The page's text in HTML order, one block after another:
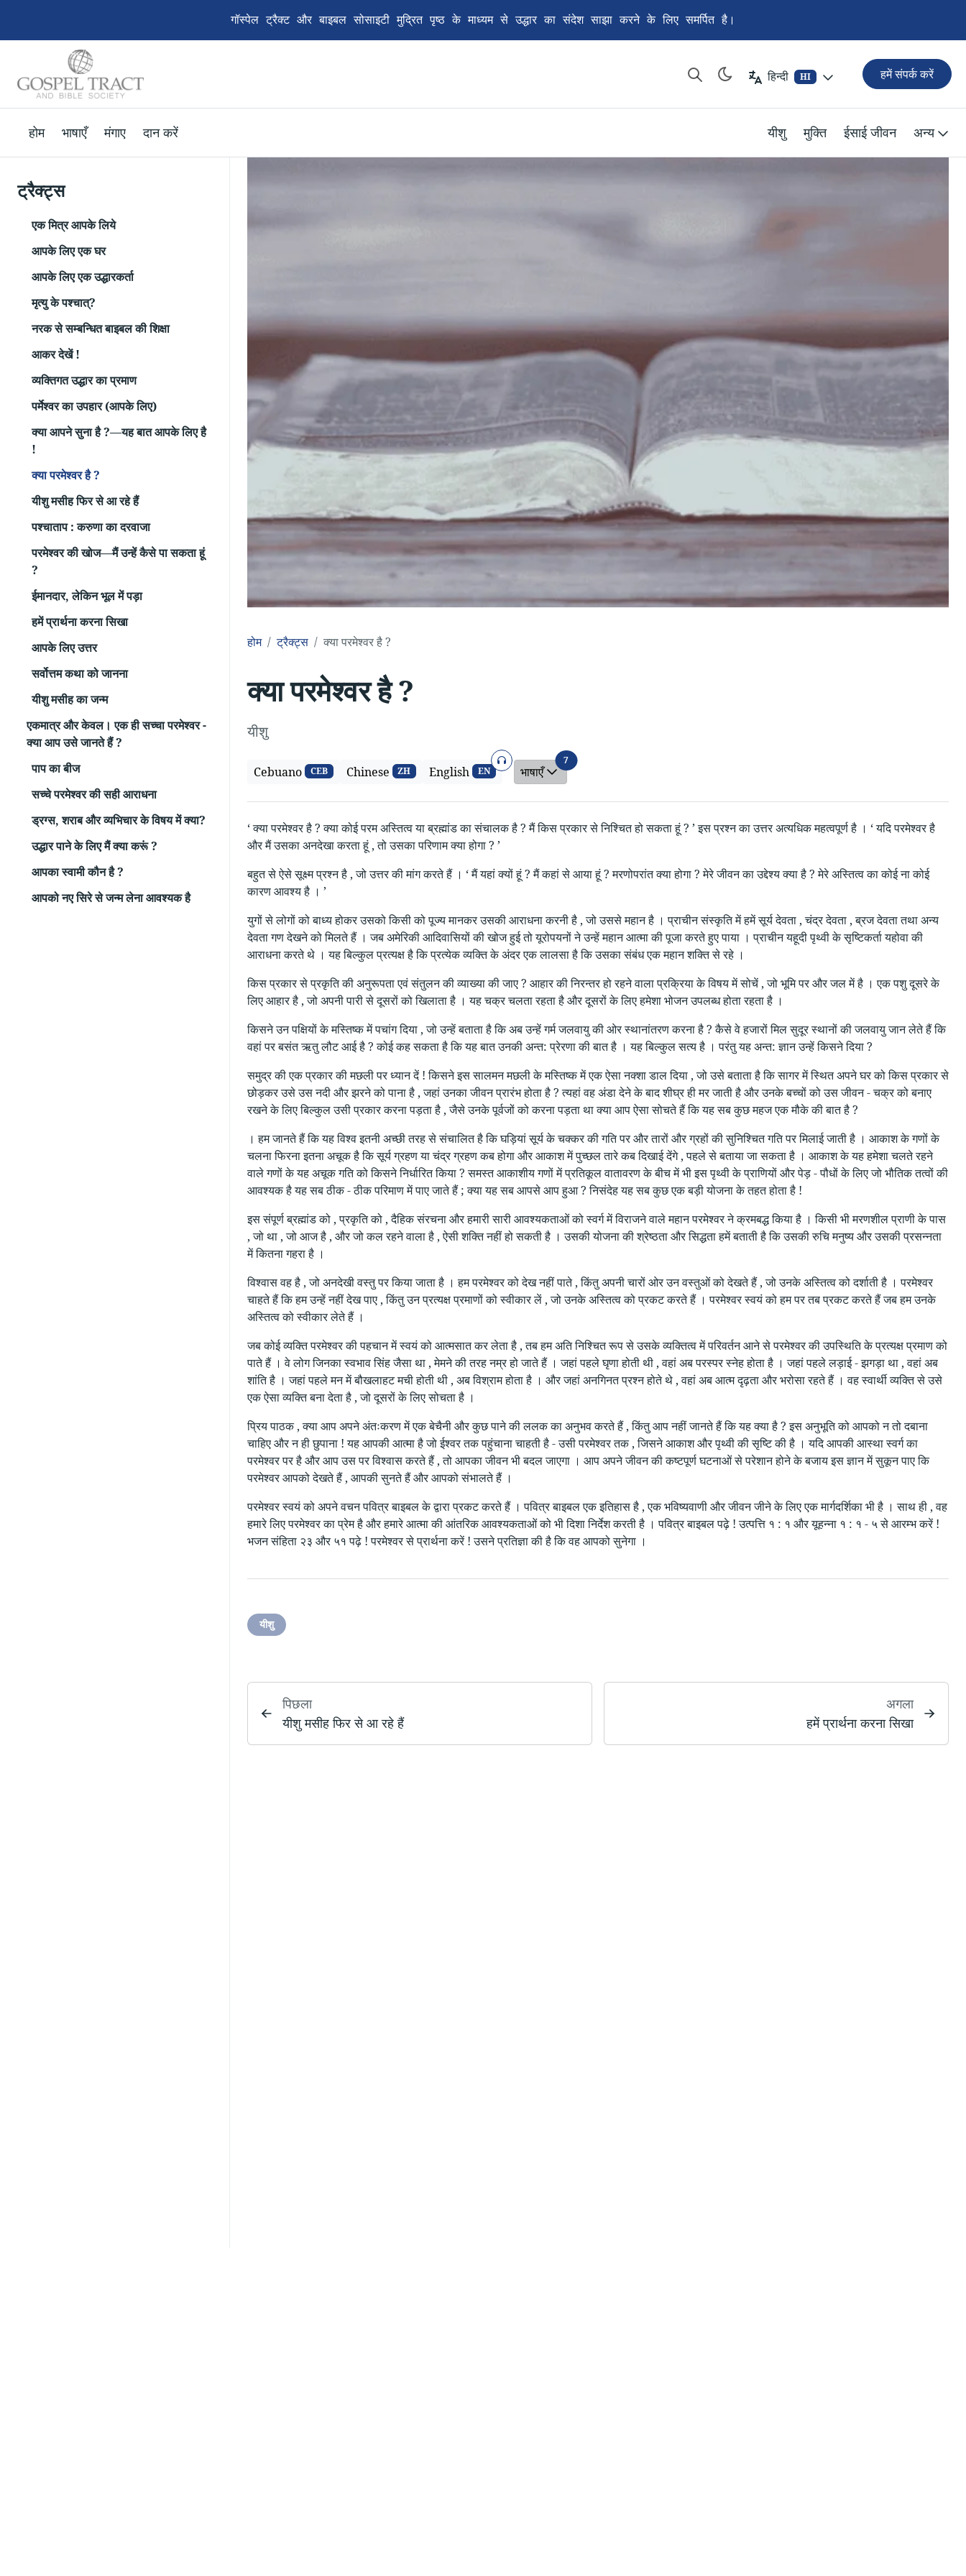
गॉस्पेल ट्रैक्ट और बाइबल सोसाइटी मुद्रित पृष्ठ के माध्यम से उद्धार का संदेश साझा करने के लिए समर्पित है।
हिन्दी HI हमें संपर्क करें
होम भाषाएँ मंगाए दान करें यीशु मुक्ति ईसाई जीवन अन्य
ट्रैक्ट्स
एक मित्र आपके लिये
आपके लिए एक घर
आपके लिए एक उद्धारकर्ता
मृत्यु के पश्चात्?
नरक से सम्बन्धित बाइबल की शिक्षा
आकर देखें !
व्यक्तिगत उद्धार का प्रमाण
पर्मेश्वर का उपहार (आपके लिए)
क्या आपने सुना है ?—यह बात आपके लिए है
!
क्या परमेश्वर है ?
यीशु मसीह फिर से आ रहे हैं
पश्चाताप : करुणा का दरवाजा
परमेश्वर की खोज—मैं उन्हें कैसे पा सकता हूं
?
ईमानदार, लेकिन भूल में पड़ा
हमें प्रार्थना करना सिखा
आपके लिए उत्तर
सर्वोत्तम कथा को जानना
यीशु मसीह का जन्म
एकमात्र और केवल। एक ही सच्चा परमेश्वर -
क्या आप उसे जानते हैं ?
पाप का बीज
सच्चे परमेश्वर की सही आराधना
ड्रग्स, शराब और व्यभिचार के विषय में क्या?
उद्धार पाने के लिए मैं क्या करूं ?
आपका स्वामी कौन है ?
आपको नए सिरे से जन्म लेना आवश्यक है
होम ट्रैक्ट्स क्या परमेश्वर है ?
क्या परमेश्वर है ?
यीशु
Cebuano CEB Chinese ZH English EN
ऑडियो
भाषाएँ
7भाषाएँ
‘ क्या परमेश्वर है ? क्या कोई परम अस्तित्व या ब्रह्मांड का संचालक है ? मैं किस प्रकार से निश्चित हो सकता हूं ? ’ इस प्रश्न का उत्तर अत्यधिक महत्वपूर्ण है । ‘ यदि परमेश्वर है
और मैं उसका अनदेखा करता हूं , तो उसका परिणाम क्या होगा ? ’
बहुत से ऐसे सूक्ष्म प्रश्न है , जो उत्तर की मांग करते हैं । ‘ मैं यहां क्यों हूं ? मैं कहां से आया हूं ? मरणोपरांत क्या होगा ? मेरे जीवन का उद्देश्य क्या है ? मेरे अस्तित्व का कोई ना कोई
कारण आवश्य है । ’
युगों से लोगों को बाध्य होकर उसको किसी को पूज्य मानकर उसकी आराधना करनी है , जो उससे महान है । प्राचीन संस्कृति में हमें सूर्य देवता , चंद्र देवता , ब्रज देवता तथा अन्य
देवता गण देखने को मिलते हैं । जब अमेरिकी आदिवासियों की खोज हुई तो यूरोपयनों ने उन्हें महान आत्मा की पूजा करते हुए पाया । प्राचीन यहूदी पृथ्वी के सृष्टिकर्ता यहोवा की
आराधना करते थे । यह बिल्कुल प्रत्यक्ष है कि प्रत्येक व्यक्ति के अंदर एक लालसा है कि उसका संबंध एक महान शक्ति से रहे ।
किस प्रकार से प्रकृति की अनुरूपता एवं संतुलन की व्याख्या की जाए ? आहार की निरन्तर हो रहने वाला प्रक्रिया के विषय में सोचें , जो भूमि पर और जल में है । एक पशु दूसरे के
लिए आहार है , जो अपनी पारी से दूसरों को खिलाता है । यह चक्र चलता रहता है और दूसरों के लिए हमेशा भोजन उपलब्ध होता रहता है ।
किसने उन पक्षियों के मस्तिष्क में पचांग दिया , जो उन्हें बताता है कि अब उन्हें गर्म जलवायु की ओर स्थानांतरण करना है ? कैसे वे हजारों मिल सुदूर स्थानों की जलवायु जान लेते हैं कि
वहां पर बसंत ऋतु लौट आई है ? कोई कह सकता है कि यह बात उनकी अन्त: प्रेरणा की बात है । यह बिल्कुल सत्य है । परंतु यह अन्त: ज्ञान उन्हें किसने दिया ?
समुद्र की एक प्रकार की मछली पर ध्यान दें ! किसने इस सालमन मछली के मस्तिष्क में एक ऐसा नक्शा डाल दिया , जो उसे बताता है कि सागर में स्थित अपने घर को किस प्रकार से
छोड़कर उसे उस नदी और झरने को पाना है , जहां उनका जीवन प्रारंभ होता है ? त्यहां वह अंडा देने के बाद शीघ्र ही मर जाती है और उनके बच्चों को उस जीवन - चक्र को बनाए
रखने के लिए बिल्कुल उसी प्रकार करना पड़ता है , जैसे उनके पूर्वजों को करना पड़ता था क्या आप ऐसा सोचते हैं कि यह सब कुछ महज एक मौके की बात है ?
। हम जानते हैं कि यह विश्व इतनी अच्छी तरह से संचालित है कि घड़ियां सूर्य के चक्कर की गति पर और तारों और ग्रहों की सुनिश्चित गति पर मिलाई जाती है । आकाश के गणों के
चलना फिरना इतना अचूक है कि सूर्य ग्रहण या चंद्र ग्रहण कब होगा और आकाश में पुच्छल तारे कब दिखाई देंगे , पहले से बताया जा सकता है । आकाश के यह हमेशा चलते रहने
वाले गणों के यह अचूक गति को किसने निर्धारित किया ? समस्त आकाशीय गणों में प्रतिकूल वातावरण के बीच में भी इस पृथ्वी के प्राणियों और पेड़ - पौधों के लिए जो भौतिक तत्वों की
आवश्यक है यह सब ठीक - ठीक परिमाण में पाए जाते हैं ; क्या यह सब आपसे आप हुआ ? निसंदेह यह सब कुछ एक बड़ी योजना के तहत होता है !
इस संपूर्ण ब्रह्मांड को , प्रकृति को , दैहिक संरचना और हमारी सारी आवश्यकताओं को स्वर्ग में विराजने वाले महान परमेश्वर ने क्रमबद्ध किया है । किसी भी मरणशील प्राणी के पास
, जो था , जो आज है , और जो कल रहने वाला है , ऐसी शक्ति नहीं हो सकती है । उसकी योजना की श्रेष्ठता और सिद्धता हमें बताती है कि उसकी रुचि मनुष्य और उसकी प्रसन्नता
में कितना गहरा है ।
विश्वास वह है , जो अनदेखी वस्तु पर किया जाता है । हम परमेश्वर को देख नहीं पाते , किंतु अपनी चारों ओर उन वस्तुओं को देखते हैं , जो उनके अस्तित्व को दर्शाती है । परमेश्वर
चाहते हैं कि हम उन्हें नहीं देख पाए , किंतु उन प्रत्यक्ष प्रमाणों को स्वीकार लें , जो उनके अस्तित्व को प्रकट करते हैं । परमेश्वर स्वयं को हम पर तब प्रकट करते हैं जब हम उनके
अस्तित्व को स्वीकार लेते हैं ।
जब कोई व्यक्ति परमेश्वर की पहचान में स्वयं को आत्मसात कर लेता है , तब हम अति निश्चित रूप से उसके व्यक्तित्व में परिवर्तन आने से परमेश्वर की उपस्थिति के प्रत्यक्ष प्रमाण को
पाते हैं । वे लोग जिनका स्वभाव सिंह जैसा था , मेमने की तरह नम्र हो जाते हैं । जहां पहले घृणा होती थी , वहां अब परस्पर स्नेह होता है । जहां पहले लड़ाई - झगड़ा था , वहां अब
शांति है । जहां पहले मन में बौखलाहट मची होती थी , अब विश्राम होता है । और जहां अनगिनत प्रश्न होते थे , वहां अब आत्म दृढ़ता और भरोसा रहते हैं । वह स्वार्थी व्यक्ति से उसे
एक ऐसा व्यक्ति बना देता है , जो दूसरों के लिए सोचता है ।
प्रिय पाठक , क्या आप अपने अंतःकरण में एक बेचैनी और कुछ पाने की ललक का अनुभव करते हैं , किंतु आप नहीं जानते हैं कि यह क्या है ? इस अनुभूति को आपको न तो दबाना
चाहिए और न ही छुपाना ! यह आपकी आत्मा है जो ईश्वर तक पहुंचाना चाहती है - उसी परमेश्वर तक , जिसने आकाश और पृथ्वी की सृष्टि की है । यदि आपकी आस्था स्वर्ग का
परमेश्वर पर है और आप उस पर विश्वास करते हैं , तो आपका जीवन भी बदल जाएगा । आप अपने जीवन की कष्टपूर्ण घटनाओं से परेशान होने के बजाय इस ज्ञान में सुकून पाए कि
परमेश्वर आपको देखते हैं , आपकी सुनते हैं और आपको संभालते हैं ।
परमेश्वर स्वयं को अपने वचन पवित्र बाइबल के द्वारा प्रकट करते हैं । पवित्र बाइबल एक इतिहास है , एक भविष्यवाणी और जीवन जीने के लिए एक मार्गदर्शिका भी है । साथ ही , वह
हमारे लिए परमेश्वर का प्रेम है और हमारे आत्मा की आंतरिक आवश्यकताओं को भी दिशा निर्देश करती है । पवित्र बाइबल पढ़े ! उत्पत्ति १ : १ और यूहन्ना १ : १ - ५ से आरम्भ करें !
भजन संहिता २३ और ५१ पढ़े ! परमेश्वर से प्रार्थना करें ! उसने प्रतिज्ञा की है कि वह आपको सुनेगा ।
यीशु
पिछला
यीशु मसीह फिर से आ रहे हैं
अगला
हमें प्रार्थना करना सिखा